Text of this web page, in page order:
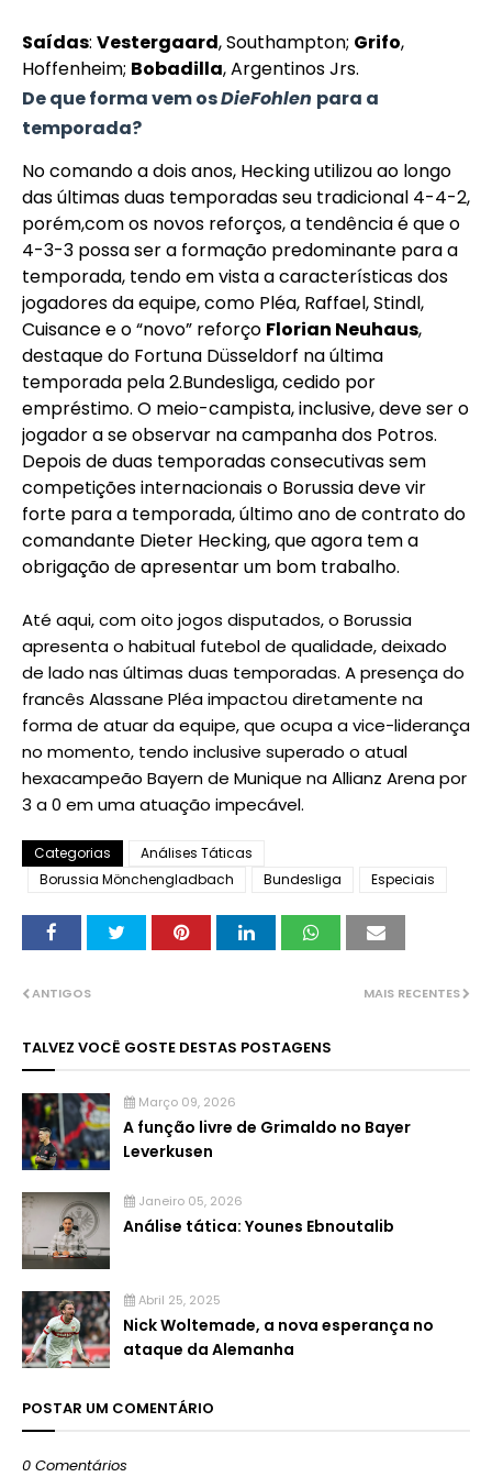
Saídas: Vestergaard, Southampton; Grifo,
Hoffenheim; Bobadilla, Argentinos Jrs.
De que forma vem osDieFohlen para a
temporada?
No comando a dois anos, Hecking utilizou ao longo
das últimas duas temporadas seu tradicional 4-4-2,
porém,com os novos reforços, a tendência é que o
4-3-3 possa ser a formação predominante para a
temporada, tendo em vista a características dos
jogadores da equipe, como Pléa, Raffael, Stindl,
Cuisance e o “novo” reforço Florian Neuhaus,
destaque do Fortuna Düsseldorf na última
temporada pela 2.Bundesliga, cedido por
empréstimo. O meio-campista, inclusive, deve ser o
jogador a se observar na campanha dos Potros.
Depois de duas temporadas consecutivas sem
competições internacionais o Borussia deve vir
forte para a temporada, último ano de contrato do
comandante Dieter Hecking, que agora tem a
obrigação de apresentar um bom trabalho.
Até aqui, com oito jogos disputados, o Borussia
apresenta o habitual futebol de qualidade, deixado
de lado nas últimas duas temporadas. A presença do
francês Alassane Pléa impactou diretamente na
forma de atuar da equipe, que ocupa a vice-liderança
no momento, tendo inclusive superado o atual
hexacampeão Bayern de Munique na Allianz Arena por
3 a 0 em uma atuação impecável.
Categorias
Análises Táticas
Borussia Mönchengladbach
Bundesliga Especiais
MAIS RECENTES
ANTIGOS
TALVEZ VOCÊ GOSTE DESTAS POSTAGENS
Março 09, 2026
A função livre de Grimaldo no Bayer
Leverkusen
Janeiro 05, 2026
Análise tática: Younes Ebnoutalib
Abril 25, 2025
Nick Woltemade, a nova esperança no
ataque da Alemanha
POSTAR UM COMENTÁRIO
0 Comentários